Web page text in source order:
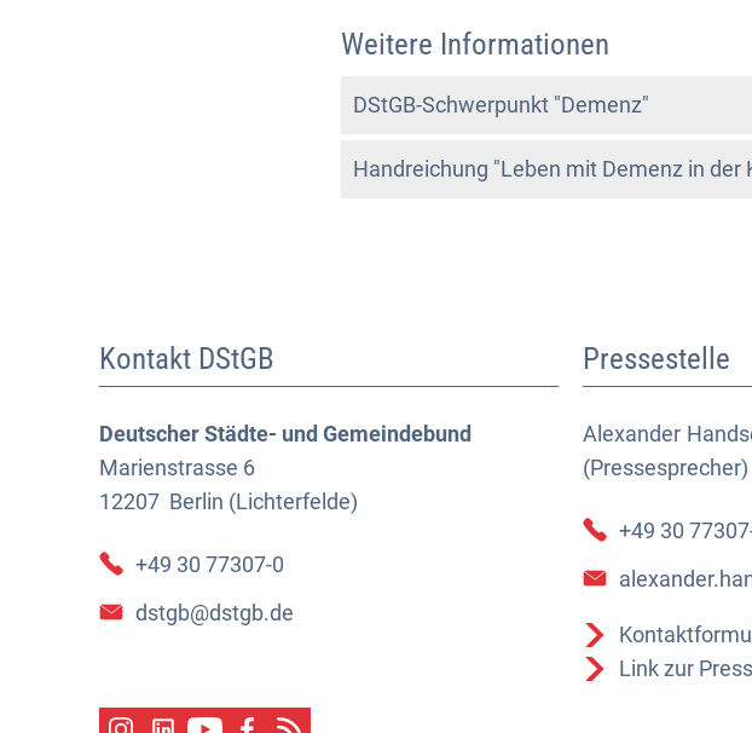
Weitere Informationen
DStGB-Schwerpunkt "Demenz"
Handreichung "Leben mit Demenz in der
Kontakt DStGB
Deutscher Städte- und Gemeindebund
Marienstrasse 6
12207 Berlin (Lichterfelde)
+49 30 77307-0
dstgb@dstgb.de
Pressestelle
Alexander
(Pressesprecher)
Alexander
+49 30
Link zur